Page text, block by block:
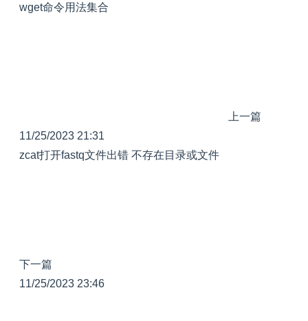
wget命令用法集合
上一篇
11/25/2023 21:31
zcat打开fastq文件出错 不存在目录或文件
下一篇
11/25/2023 23:46